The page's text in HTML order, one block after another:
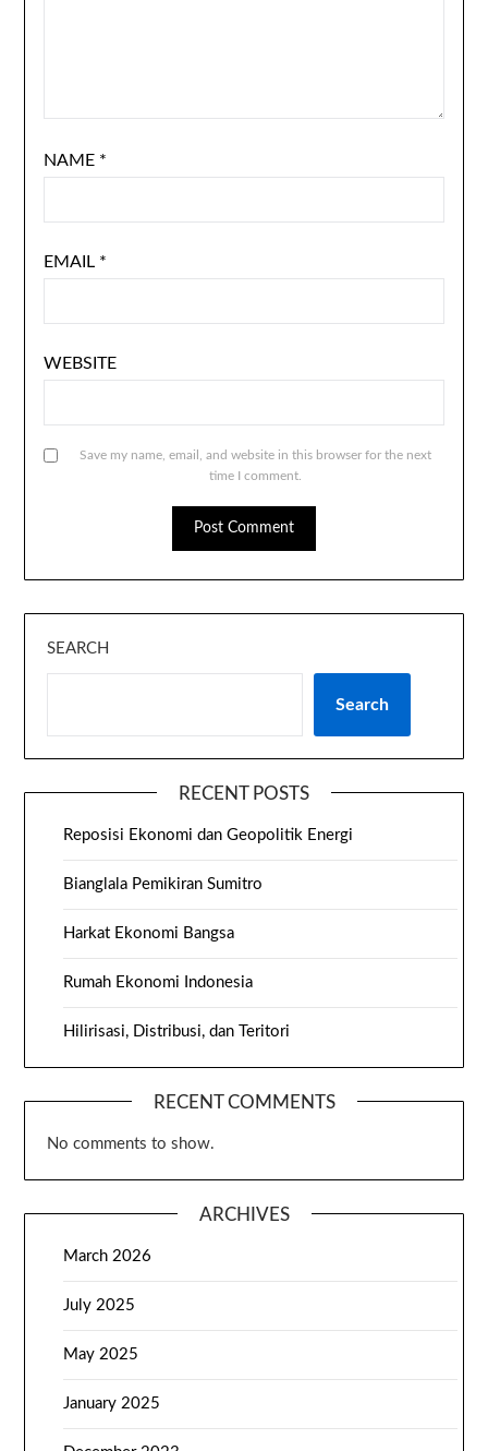
NAME *
EMAIL *
WEBSITE
Save my name, email, and website in this browser for the next
time I comment.
SEARCH
Search
RECENT POSTS
Reposisi Ekonomi dan Geopolitik Energi
Bianglala Pemikiran Sumitro
Harkat Ekonomi Bangsa
Rumah Ekonomi Indonesia
Hilirisasi, Distribusi, dan Teritori
RECENT COMMENTS
No comments to show.
ARCHIVES
March 2026
July 2025
May 2025
January 2025